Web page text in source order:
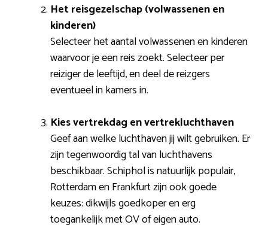
Het reisgezelschap (volwassenen en
kinderen)
Selecteer het aantal volwassenen en kinderen
waarvoor je een reis zoekt. Selecteer per
reiziger de leeftijd, en deel de reizgers
eventueel in kamers in.
Kies vertrekdag en vertrekluchthaven
Geef aan welke luchthaven jij wilt gebruiken. Er
zijn tegenwoordig tal van luchthavens
beschikbaar. Schiphol is natuurlijk populair,
Rotterdam en Frankfurt zijn ook goede
keuzes: dikwijls goedkoper en erg
toegankelijk met OV of eigen auto.